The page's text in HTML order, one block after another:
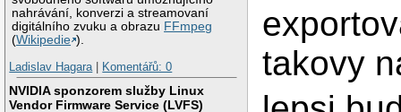
nahrávání, konverzi a streamovaní
digitálního zvuku a obrazu FFmpeg
(Wikipedie ).
Ladislav Hagara| Komentářů: 0
NVIDIA sponzorem služby Linux
Vendor Firmware Service (LVFS)
takovy